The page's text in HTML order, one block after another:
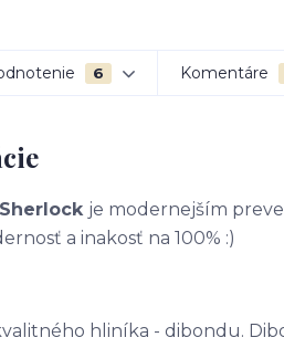
6 Komentáre
je modernejším
a inakosť na 100% :)
hliníka - dibondu.